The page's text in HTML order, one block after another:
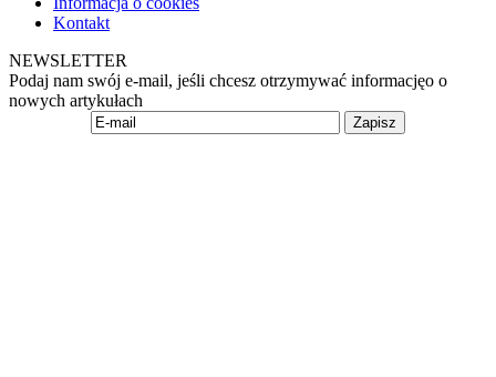
Kontakt
NEWSLETTER
Podaj nam swój e-mail, jeśli chcesz otrzymywać informacjęo o
nowych artykułach
Zapisz